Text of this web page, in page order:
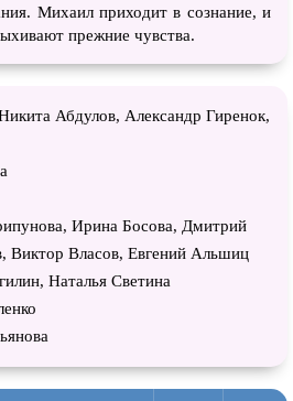
Михаил приходит в сознание, и
прежние чувства.
Абдулов, Александр Гиренок,
Ирина Босова, Дмитрий
Виктор Власов, Евгений Альшиц
Наталья Светина